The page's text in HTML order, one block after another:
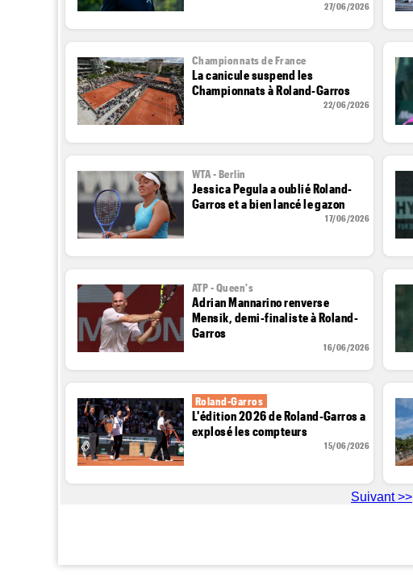
27/06/2026
Championnats de France
La canicule suspend les
Championnats à Roland-Garros
22/06/2026
WTA - Berlin
Jessica Pegula a oublié Roland-
Garros et a bien lancé le gazon
17/06/2026
ATP - Queen's
Adrian Mannarino renverse
Mensik, demi-finaliste à Roland-
Garros
16/06/2026
Roland-Garros
L'édition 2026 de Roland-Garros a
explosé les compteurs
15/06/2026
Suivant >>